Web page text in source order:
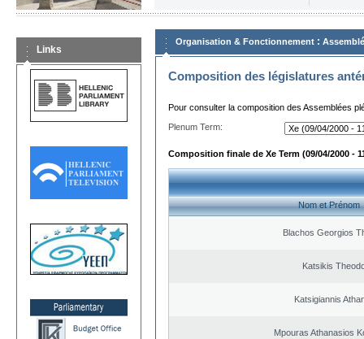
Links
Organisation & Fonctionnement :
Composition des législatures
Pour consulter la composition des Assemblées
Plenum Term:
Composition finale de Xe Term (09/04/2000 -
Nom et Prénom
Blachos Georgios
Katsikis
Katsigiannis
Mpouras Athanasios